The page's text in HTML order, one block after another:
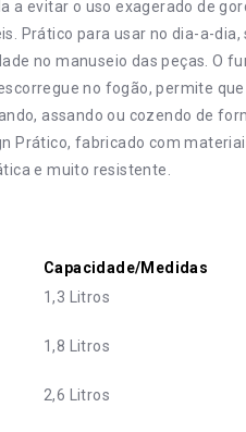
a evitar o uso exagerado de
Prático para usar no dia-a-dia,
no manuseio das peças. O
no fogão, permite
assando ou cozendo de
Prático, fabricado com
e muito resistente.
Capacidade/Medidas
1,3 Litros
1,8 Litros
2,6 Litros